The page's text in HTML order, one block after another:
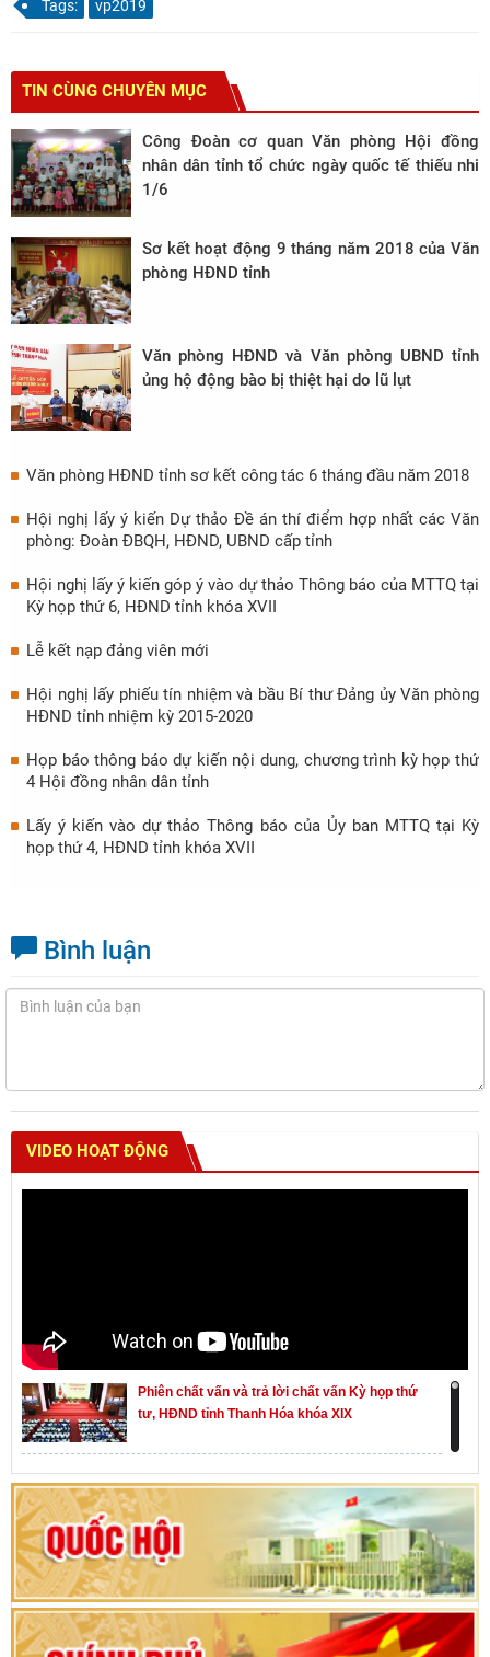
Tags: vp2019
TIN CÙNG CHUYÊN MỤC
Công Đoàn cơ quan Văn phòng Hội đồng
nhân dân tỉnh tổ chức ngày quốc tế thiếu nhi
1/6
Sơ kết hoạt động 9 tháng năm 2018 của Văn
phòng HĐND tỉnh
Văn phòng HĐND và Văn phòng UBND tỉnh
ủng hộ động bào bị thiệt hại do lũ lụt
Văn phòng HĐND tỉnh sơ kết công tác 6 tháng đầu năm 2018
Hội nghị lấy ý kiến Dự thảo Đề án thí điểm hợp nhất các Văn
phòng: Đoàn ĐBQH, HĐND, UBND cấp tỉnh
Hội nghị lấy ý kiến góp ý vào dự thảo Thông báo của MTTQ tại
Kỳ họp thứ 6, HĐND tỉnh khóa XVII
Lễ kết nạp đảng viên mới
Hội nghị lấy phiếu tín nhiệm và bầu Bí thư Đảng ủy Văn phòng
HĐND tỉnh nhiệm kỳ 2015-2020
Họp báo thông báo dự kiến nội dung, chương trình kỳ họp thứ
4 Hội đồng nhân dân tỉnh
Lấy ý kiến vào dự thảo Thông báo của Ủy ban MTTQ tại Kỳ
họp thứ 4, HĐND tỉnh khóa XVII
Bình luận
VIDEO HOẠT ĐỘNG
Phiên chất vấn và trả lời chất vấn Kỳ họp thứ
tư, HĐND tỉnh Thanh Hóa khóa XIX
Khai mạc kỳ họp thứ Nhất, Quốc hội khóa XVI
Hướng dẫn quy trình bỏ phiếu bầu cử ĐBQH
khoá XVI và đại biểu HĐND các cấp nhiệm kỳ
2026-2031
80 năm Quốc hội Việt Nam: vì lợi ích Nhân dân,